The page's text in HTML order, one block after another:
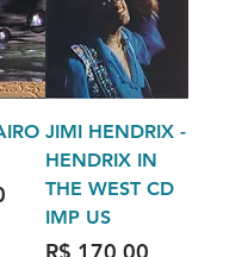
JIMI HENDRIX -
HENDRIX IN
THE WEST CD
IMP US
Preço